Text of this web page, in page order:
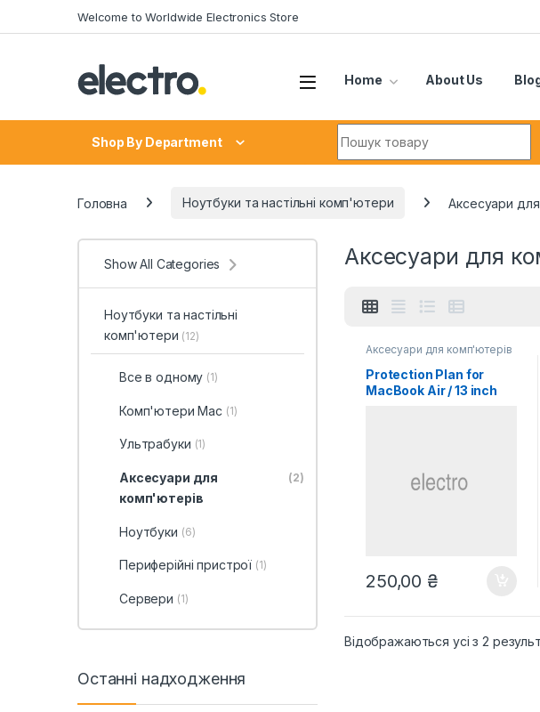
Welcome to Worldwide Electronics Store
Home About Us
Shop By Department
Головна Ноутбуки та настільні комп'ютери Аксесуари
Аксесуари для
Аксесуари для комп'ютерів
Protection Plan for
MacBook Air / 13 inch
250,00 ₴
Відображаються усі з 2
Show All Categories
Ноутбуки та настільні
комп'ютери (12)
Все в одному (1)
Комп'ютери Mac (1)
Ультрабуки (1)
Аксесуари для
комп'ютерів
(2)
Ноутбуки (6)
Периферійні пристрої (1)
Сервери (1)
Останні надходження